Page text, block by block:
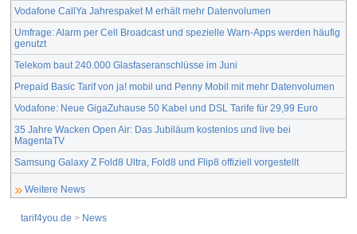
Vodafone CallYa Jahrespaket M erhält mehr Datenvolumen
Umfrage: Alarm per Cell Broadcast und spezielle Warn-Apps werden häufig
genutzt
Telekom baut 240.000 Glasfaseranschlüsse im Juni
Prepaid Basic Tarif von ja! mobil und Penny Mobil mit mehr Datenvolumen
Vodafone: Neue GigaZuhause 50 Kabel und DSL Tarife für 29,99 Euro
35 Jahre Wacken Open Air: Das Jubiläum kostenlos und live bei
MagentaTV
Samsung Galaxy Z Fold8 Ultra, Fold8 und Flip8 offiziell vorgestellt
Weitere News
tarif4you.de > News